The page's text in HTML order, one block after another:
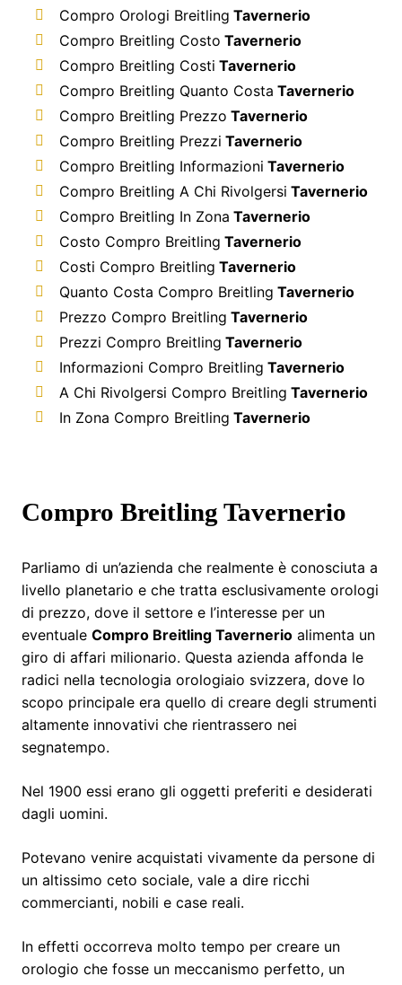
Compro Orologi Breitling Tavernerio
Compro Breitling Costo Tavernerio
Compro Breitling Costi Tavernerio
Compro Breitling Quanto Costa Tavernerio
Compro Breitling Prezzo Tavernerio
Compro Breitling Prezzi Tavernerio
Compro Breitling Informazioni Tavernerio
Compro Breitling A Chi Rivolgersi Tavernerio
Compro Breitling In Zona Tavernerio
Costo Compro Breitling Tavernerio
Costi Compro Breitling Tavernerio
Quanto Costa Compro Breitling Tavernerio
Prezzo Compro Breitling Tavernerio
Prezzi Compro Breitling Tavernerio
Informazioni Compro Breitling Tavernerio
A Chi Rivolgersi Compro Breitling Tavernerio
In Zona Compro Breitling Tavernerio
Compro Breitling Tavernerio
Parliamo di un’azienda che realmente è conosciuta a
livello planetario e che tratta esclusivamente orologi
di prezzo, dove il settore e l’interesse per un
eventuale Compro Breitling Tavernerio alimenta un
giro di affari milionario. Questa azienda affonda le
radici nella tecnologia orologiaio svizzera, dove lo
scopo principale era quello di creare degli strumenti
altamente innovativi che rientrassero nei
segnatempo.
Nel 1900 essi erano gli oggetti preferiti e desiderati
dagli uomini.
Potevano venire acquistati vivamente da persone di
un altissimo ceto sociale, vale a dire ricchi
commercianti, nobili e case reali.
In effetti occorreva molto tempo per creare un
orologio che fosse un meccanismo perfetto, un